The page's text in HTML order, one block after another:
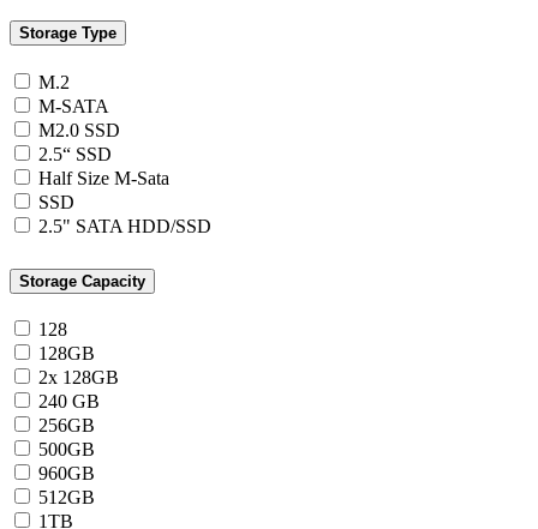
Storage Type
M.2
M-SATA
M2.0 SSD
2.5“ SSD
Half Size M-Sata
SSD
2.5" SATA HDD/SSD
Storage Capacity
128
128GB
2x 128GB
240 GB
256GB
500GB
960GB
512GB
1TB